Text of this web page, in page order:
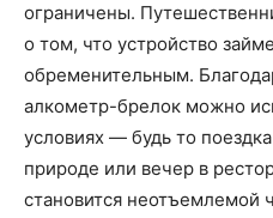
ограничены.
о том, что устройство
обременительным.
алкометр-брелок можно
условиях — будь то
природе или вечер в
становится неотъемлемой